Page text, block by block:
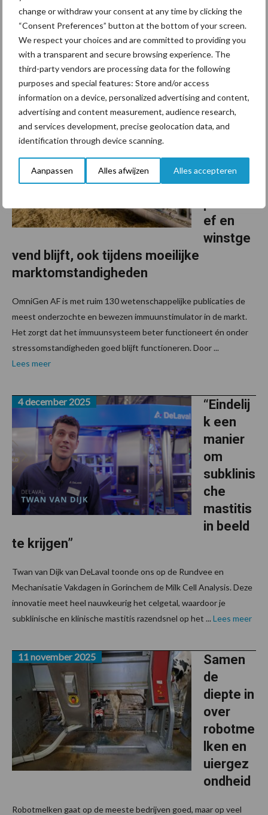
change or withdraw your consent at any time by clicking the
“Consent Preferences” button at the bottom of your screen.
We respect your choices and are committed to providing you
with a transparent and secure browsing experience. The
third-party vendors are processing data for the following
purposes and special features: Store and/or access
information on a device, personalized advertising and content,
advertising and content measurement, audience research,
and services development, precise geolocation data, and
identification through device scanning.
Aanpassen Alles afwijzen Alles accepteren
Vier jaar geleden gooide melkveehouder Johan Van Coillie het
roer om. Op zijn bedrijf in Zonnebeke stapte hij over van een
klassiek productiesysteem naar een grasgebaseerd rantsoen en
roterende beweiding. Volgens hem heeft die ...Lees meer
Zorg dat
uw
el
gezond,
ef en
winstge
vend blijft, ook tijdens moeilijke
marktomstandigheden
17 februari 2026
OmniGen AF is met ruim 130 wetenschappelijke publicaties de
meest onderzochte en bewezen immuunstimulator in de markt.
Het zorgt dat het immuunsysteem beter functioneert én onder
stressomstandigheden goed blijft functioneren. Door ...
Lees meer
“Eindelij
k een
manier
om
subklinis
che
mastitis
in beeld
te krijgen”
4 december 2025
Twan van Dijk van DeLaval toonde ons op de Rundvee en
Mechanisatie Vakdagen in Gorinchem de Milk Cell Analysis. Deze
innovatie meet heel nauwkeurig het celgetal, waardoor je
subklinische en klinische mastitis razendsnel op het ... Lees meer
Samen
de
diepte in
over
robotme
lken en
uiergez
ondheid
11 november 2025
Robotmelken gaat op de meeste bedrijven goed, maar op veel